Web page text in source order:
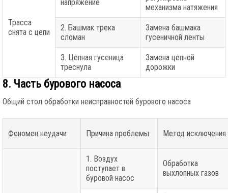
Трасса
снята с цепи
напряжение
механизма натяжения
2. Башмак трека
сломан
Замена башмака
гусеничной ленты
3. Цепная гусеница
треснула
Замена цепной
дорожки
8. Часть бурового насоса
Общий стол обработки неисправностей бурового насоса
Феномен неудачи Причина проблемы Метод исключения
1. Воздух
поступает в
буровой насос
Обработка
выхлопных газов